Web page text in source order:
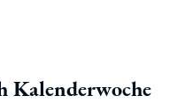
Kalenderwoche